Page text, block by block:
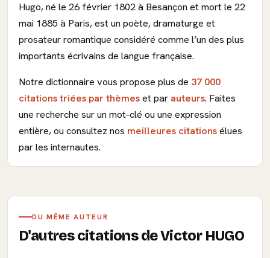
Hugo, né le 26 février 1802 à Besançon et mort le 22
mai 1885 à Paris, est un poète, dramaturge et
prosateur romantique considéré comme l’un des plus
importants écrivains de langue française.
Notre dictionnaire vous propose plus de 37 000
citations triées par thèmeset par auteurs. Faites
une recherche sur un mot-clé ou une expression
entière, ou consultez nos meilleures citationsélues
par les internautes.
DU MÊME AUTEUR
D'autres citations de Victor HUGO